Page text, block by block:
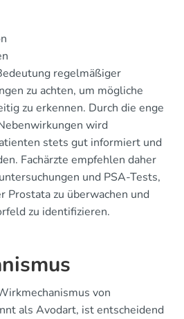
regelmäßiger
zu achten, um mögliche
zu erkennen. Durch die enge
wird
stets gut informiert und
Fachärzte empfehlen daher
und PSA-Tests,
Prostata zu überwachen und
zu identifizieren.
von
als Avodart, ist entscheidend